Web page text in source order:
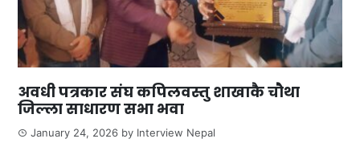
अवधी पत्रकार संघ कपिलवस्तु शाखाकै चौथा
जिल्ला साधारण सभा भवा
January 24, 2026 by Interview Nepal